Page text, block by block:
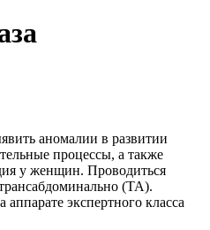
аномалии в развитии
процессы, а также
у женщин. Проводиться
(TA).
экспертного класса